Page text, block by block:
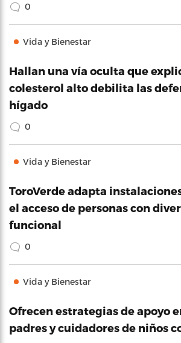
0
Vida y Bienestar
Hallan una vía oculta que
colesterol alto debilita las
hígado
0
Vida y Bienestar
ToroVerde adapta
el acceso de personas con
funcional
0
Vida y Bienestar
Ofrecen estrategias de apoyo
padres y cuidadores de niños